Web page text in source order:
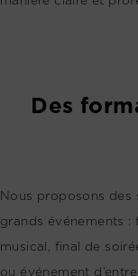
Des
Nous proposons
grands événements
musical, final de
ou événement